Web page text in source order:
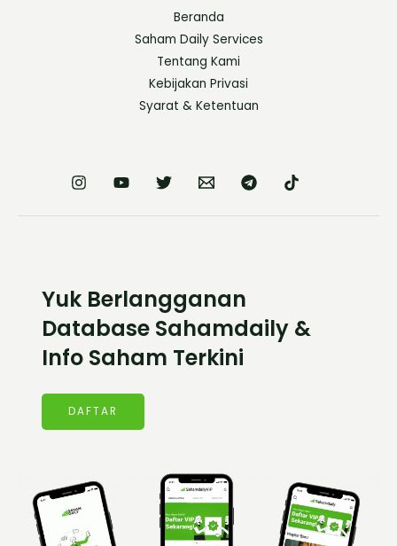
Beranda
Saham Daily Services
Tentang Kami
Kebijakan Privasi
Syarat & Ketentuan
Yuk Berlangganan
Database Sahamdaily &
Info Saham Terkini
DAFTAR